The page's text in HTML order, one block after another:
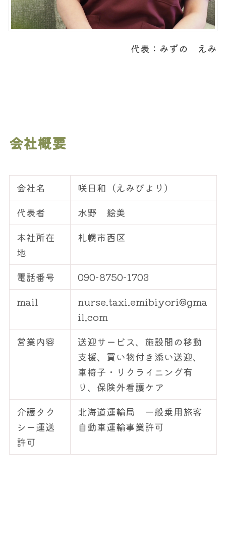
代表：みずの えみ
会社概要
会社名
咲日和（えみびより）
代表者
水野 絵美
本社所在
地
札幌市西区
電話番号
090-8750-1703
mail
nurse.taxi.emibiyori@gma
il.com
営業内容
送迎サービス、施設間の移動
支援、買い物付き添い送迎、
車椅子・リクライニング有
り、保険外看護ケア
介護タク
シー運送
許可
北海道運輸局 一般乗用旅客
自動車運輸事業許可